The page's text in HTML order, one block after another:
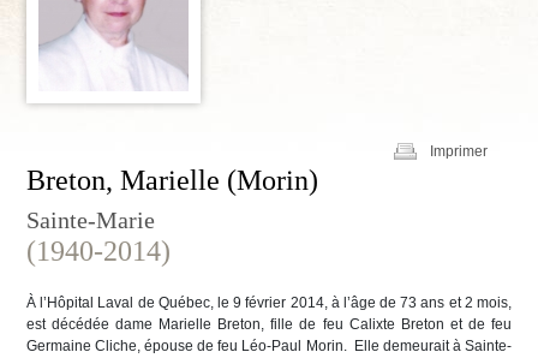
Imprimer
Breton, Marielle (Morin)
Sainte-Marie
(1940-2014)
À l’Hôpital Laval de Québec, le 9 février 2014, à l’âge de 73 ans et 2 mois,
est décédée dame Marielle Breton, fille de feu Calixte Breton et de feu
Germaine Cliche, épouse de feu Léo-Paul Morin. Elle demeurait à Sainte-